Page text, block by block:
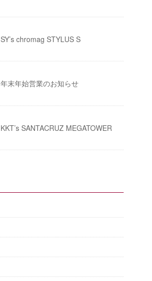
SY’s chromag STYLUS S
年末年始営業のお知らせ
KKT’s SANTACRUZ MEGATOWER